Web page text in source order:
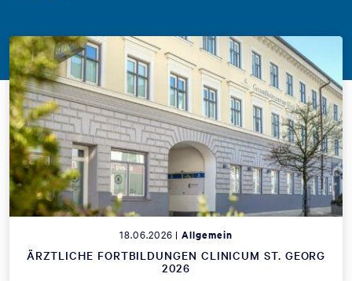
18.06.2026 |Allgemein
ÄRZTLICHE FORTBILDUNGEN CLINICUM ST. GEORG
2026